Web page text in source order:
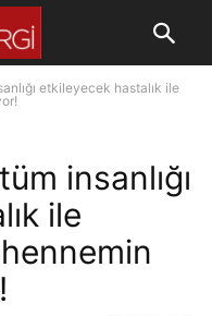
etkileyecek hastalık ile
insanlığı
ile